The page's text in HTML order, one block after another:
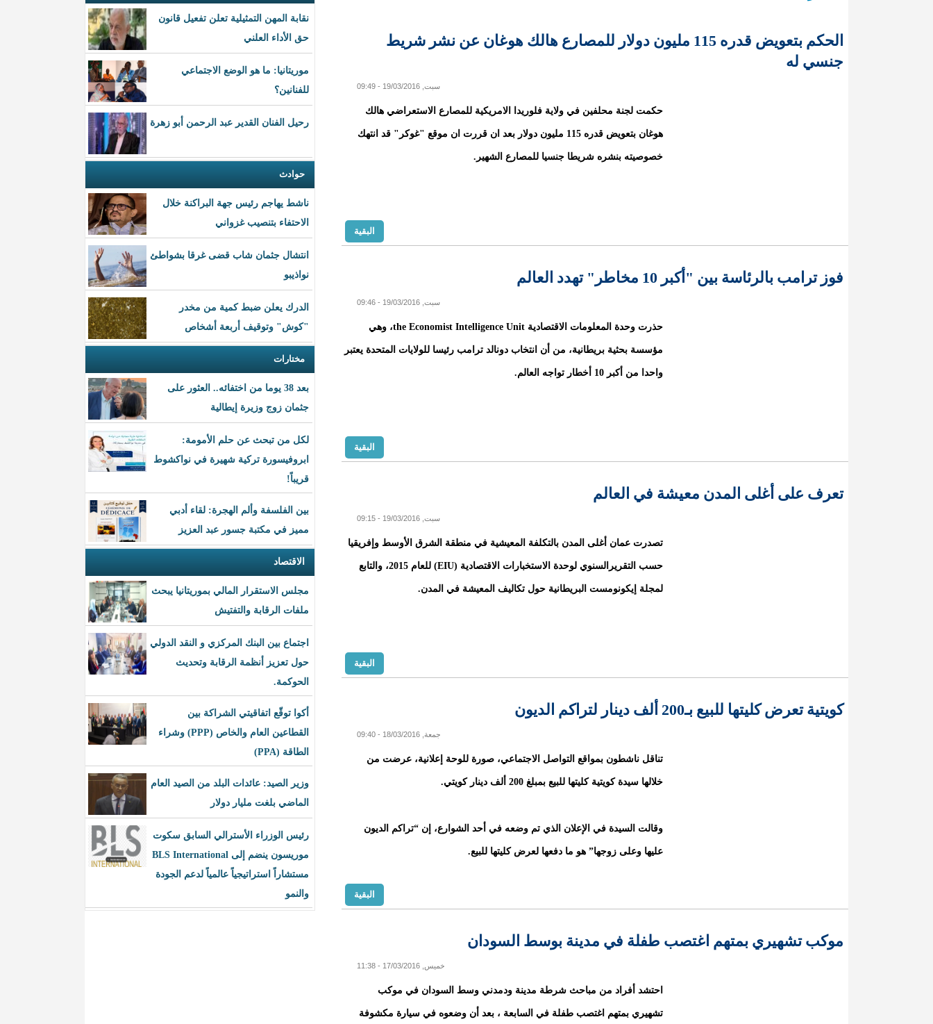
نقابة المهن التمثيلية تعلن تفعيل قانون
حق الأداء العلني
موريتانيا: ما هو الوضع الاجتماعي
للفنانين؟
رحيل الفنان القدير عبد الرحمن أبو زهرة
حوادث
ناشط يهاجم رئيس جهة البراكنة خلال
الاحتفاء بتنصيب غزواني
انتشال جثمان شاب قضى غرقا بشواطئ
نواذيبو
الدرك يعلن ضبط كمية من مخدر
"كوش" وتوقيف أربعة أشخاص
مختارات
بعد 38 يوما من اختفائه.. العثور على
جثمان زوج وزيرة إيطالية
لكل من تبحث عن حلم الأمومة:
ابروفيسورة تركية شهيرة في نواكشوط
قريباً!
بين الفلسفة وألم الهجرة: لقاء أدبي
مميز في مكتبة جسور عبد العزيز
الاقتصاد
مجلس الاستقرار المالي بموريتانيا يبحث
ملفات الرقابة والتفتيش
اجتماع بين البنك المركزي و النقد الدولي
حول تعزيز أنظمة الرقابة وتحديث
الحوكمة.
أكوا توقّع اتفاقيتي الشراكة بين
القطاعين العام والخاص (PPP) وشراء
الطاقة (PPA)
وزير الصيد: عائدات البلد من الصيد العام
الماضي بلغت مليار دولار
رئيس الوزراء الأسترالي السابق سكوت
موريسون ينضم إلى BLS International
مستشاراً استراتيجياً عالمياً لدعم الجودة
والنمو
الحكم بتعويض قدره 115 مليون دولار للمصارع هالك هوغان عن نشر شريط
جنسي له
سبت, 19/03/2016 - 09:49
حكمت لجنة محلفين في ولاية فلوريدا الامريكية للمصارع الاستعراضي هالك
هوغان بتعويض قدره 115 مليون دولار بعد ان قررت ان موقع "غوكر" قد انتهك
خصوصيته بنشره شريطا جنسيا للمصارع الشهير.
البقية
فوز ترامب بالرئاسة بين "أكبر 10 مخاطر" تهدد العالم
سبت, 19/03/2016 - 09:46
حذرت وحدة المعلومات الاقتصادية the Economist Intelligence Unit، وهي
مؤسسة بحثية بريطانية، من أن انتخاب دونالد ترامب رئيسا للولايات المتحدة يعتبر
واحدا من أكبر 10 أخطار تواجه العالم.
البقية
تعرف على أغلى المدن معيشة في العالم
سبت, 19/03/2016 - 09:15
تصدرت عمان أغلى المدن بالتكلفة المعيشية في منطقة الشرق الأوسط وإفريقيا
حسب التقريرالسنوي لوحدة الاستخبارات الاقتصادية (EIU) للعام 2015، والتابع
لمجلة إيكونومست البريطانية حول تكاليف المعيشة في المدن.
البقية
كويتية تعرض كليتها للبيع بـ200 ألف دينار لتراكم الديون
جمعة, 18/03/2016 - 09:40
تناقل ناشطون بمواقع التواصل الاجتماعي، صورة للوحة إعلانية، عرضت من
خلالها سيدة كويتية كليتها للبيع بمبلغ 200 ألف دينار كويتي.
وقالت السيدة في الإعلان الذي تم وضعه في أحد الشوارع، إن “تراكم الديون
عليها وعلى زوجها” هو ما دفعها لعرض كليتها للبيع.
البقية
موكب تشهيري بمتهم اغتصب طفلة في مدينة بوسط السودان‎
خميس, 17/03/2016 - 11:38
احتشد أفراد من مباحث شرطة مدينة ودمدني وسط السودان في موكب
تشهيري بمتهم اغتصب طفلة في السابعة ، بعد أن وضعوه في سيارة مكشوفة